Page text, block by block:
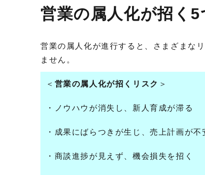
営業の属人化が招く5
営業の属人化が進行すると、さまざまな
ません。
＜ 営業の属人化が招くリスク ＞
・ノウハウが消失し、新人育成が滞る
・成果にばらつきが生じ、売上計画が不
・商談進捗が見えず、機会損失を招く